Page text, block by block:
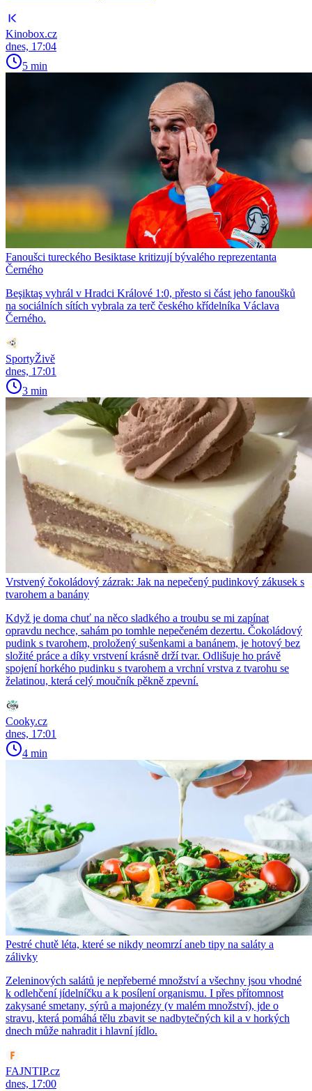
Kinobox.cz
dnes, 17:04
5 min
Fanoušci tureckého Besiktase kritizují bývalého reprezentanta
Černého
Beşiktaş vyhrál v Hradci Králové 1:0, přesto si část jeho fanoušků
na sociálních sítích vybrala za terč českého křídelníka Václava
Černého.
SportyŽivě
dnes, 17:01
3 min
Vrstvený čokoládový zázrak: Jak na nepečený pudinkový zákusek s
tvarohem a banány
Když je doma chuť na něco sladkého a troubu se mi zapínat
opravdu nechce, sahám po tomhle nepečeném dezertu. Čokoládový
pudink s tvarohem, proložený sušenkami a banánem, je hotový bez
složité práce a díky vrstvení krásně drží tvar. Odlišuje ho právě
spojení horkého pudinku s tvarohem a vrchní vrstva z tvarohu se
želatinou, která celý moučník pěkně zpevní.
Cooky.cz
dnes, 17:01
4 min
Pestré chutě léta, které se nikdy neomrzí aneb tipy na saláty a
zálivky
Zeleninových salátů je nepřeberné množství a všechny jsou vhodné
k odlehčení jídelníčku a k posílení organismu. I přes přítomnost
zakysané smetany, sýrů a majonézy (v malém množství), jde o
stravu, která pomáhá tělu zbavit se nadbytečných kil a v horkých
dnech může nahradit i hlavní jídlo.
FAJNTIP.cz
dnes, 17:00